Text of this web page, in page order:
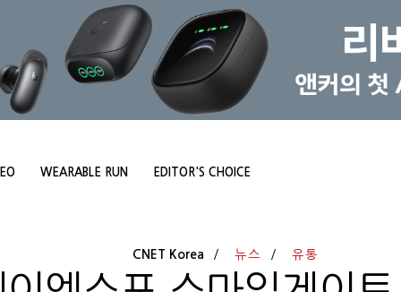
WEARABLE RUN EDITOR'S CHOICE
CNET Korea 뉴스 유통